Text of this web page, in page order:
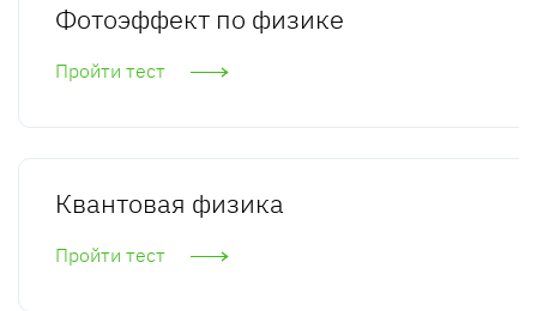
Фотоэффект по физике
Пройти тест
Квантовая физика
Пройти тест